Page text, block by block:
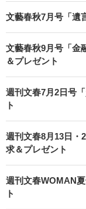
文藝春秋7月号「遺
文藝春秋9月号「金
＆プレゼント
週刊文春7月2日号
ト
週刊文春8月13日・
求＆プレゼント
週刊文春WOMAN
ト